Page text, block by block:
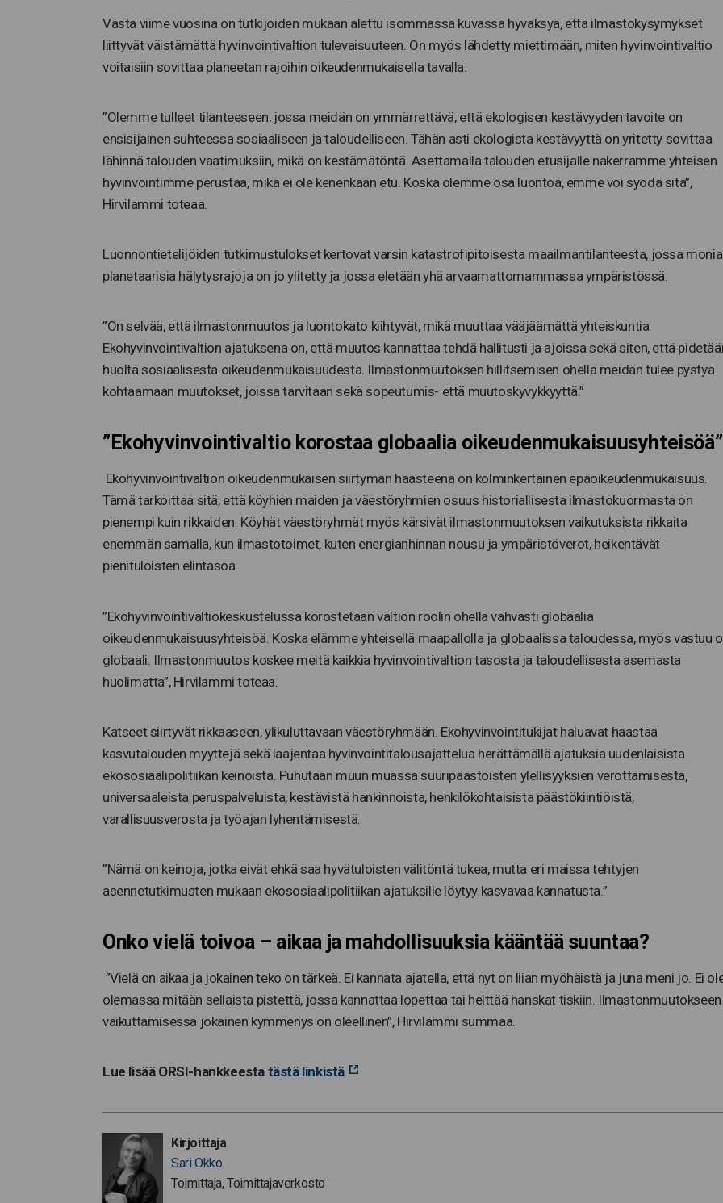
Vasta viime vuosina on tutkijoiden mukaan alettu isommassa kuvassa hyväksyä, että ilmastokysymykset
liittyvät väistämättä hyvinvointivaltion tulevaisuuteen. On myös lähdetty miettimään, miten hyvinvointivaltio
voitaisiin sovittaa planeetan rajoihin oikeudenmukaisella tavalla.
”Olemme tulleet tilanteeseen, jossa meidän on ymmärrettävä, että ekologisen kestävyyden tavoite on
ensisijainen suhteessa sosiaaliseen ja taloudelliseen. Tähän asti ekologista kestävyyttä on yritetty sovittaa
lähinnä talouden vaatimuksiin, mikä on kestämätöntä. Asettamalla talouden etusijalle nakerramme yhteisen
hyvinvointimme perustaa, mikä ei ole kenenkään etu. Koska olemme osa luontoa, emme voi syödä sitä”,
Hirvilammi toteaa.
Luonnontietelijöiden tutkimustulokset kertovat varsin katastrofipitoisesta maailmantilanteesta, jossa monia
planetaarisia hälytysrajoja on jo ylitetty ja jossa eletään yhä arvaamattomammassa ympäristössä.
”On selvää, että ilmastonmuutos ja luontokato kiihtyvät, mikä muuttaa vääjäämättä yhteiskuntia.
Ekohyvinvointivaltion ajatuksena on, että muutos kannattaa tehdä hallitusti ja ajoissa sekä siten, että
huolta sosiaalisesta oikeudenmukaisuudesta. Ilmastonmuutoksen hillitsemisen ohella meidän tulee pystyä
kohtaamaan muutokset, joissa tarvitaan sekä sopeutumis- että muutoskyvykkyyttä.”
”Ekohyvinvointivaltio korostaa globaalia oikeudenmukaisuusyhteisöä”
Ekohyvinvointivaltion oikeudenmukaisen siirtymän haasteena on kolminkertainen epäoikeudenmukaisuus.
Tämä tarkoittaa sitä, että köyhien maiden ja väestöryhmien osuus historiallisesta ilmastokuormasta on
pienempi kuin rikkaiden. Köyhät väestöryhmät myös kärsivät ilmastonmuutoksen vaikutuksista rikkaita
enemmän samalla, kun ilmastotoimet, kuten energianhinnan nousu ja ympäristöverot, heikentävät
pienituloisten elintasoa.
”Ekohyvinvointivaltiokeskustelussa korostetaan valtion roolin ohella vahvasti globaalia
oikeudenmukaisuusyhteisöä. Koska elämme yhteisellä maapallolla ja globaalissa taloudessa, myös vastuu
globaali. Ilmastonmuutos koskee meitä kaikkia hyvinvointivaltion tasosta ja taloudellisesta asemasta
huolimatta”, Hirvilammi toteaa.
Katseet siirtyvät rikkaaseen, ylikuluttavaan väestöryhmään. Ekohyvinvointitukijat haluavat haastaa
kasvutalouden myyttejä sekä laajentaa hyvinvointitalousajattelua herättämällä ajatuksia uudenlaisista
ekososiaalipolitiikan keinoista. Puhutaan muun muassa suuripäästöisten ylellisyyksien verottamisesta,
universaaleista peruspalveluista, kestävistä hankinnoista, henkilökohtaisista päästökiintiöistä,
varallisuusverosta ja työajan lyhentämisestä.
”Nämä on keinoja, jotka eivät ehkä saa hyvätuloisten välitöntä tukea, mutta eri maissa tehtyjen
asennetutkimusten mukaan ekososiaalipolitiikan ajatuksille löytyy kasvavaa kannatusta.”
Onko vielä toivoa – aikaa ja mahdollisuuksia kääntää suuntaa?
”Vielä on aikaa ja jokainen teko on tärkeä. Ei kannata ajatella, että nyt on liian myöhäistä ja juna meni jo. Ei
olemassa mitään sellaista pistettä, jossa kannattaa lopettaa tai heittää hanskat tiskiin. Ilmastonmuutokseen
vaikuttamisessa jokainen kymmenys on oleellinen”, Hirvilammi summaa.
Lue lisää ORSI-hankkeesta tästä linkistä
Kirjoittaja
Sari Okko
Toimittaja, Toimittajaverkosto